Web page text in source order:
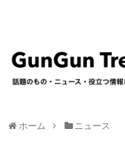
ホーム ニュース